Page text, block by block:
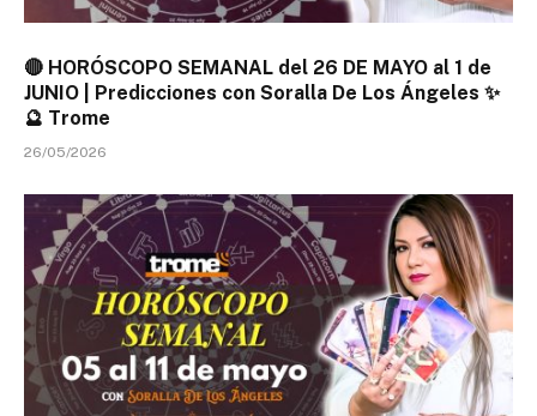
🔴 HORÓSCOPO SEMANAL del 26 DE MAYO al 1 de
JUNIO | Predicciones con Soralla De Los Ángeles ✨
🔮 Trome
26/05/2026